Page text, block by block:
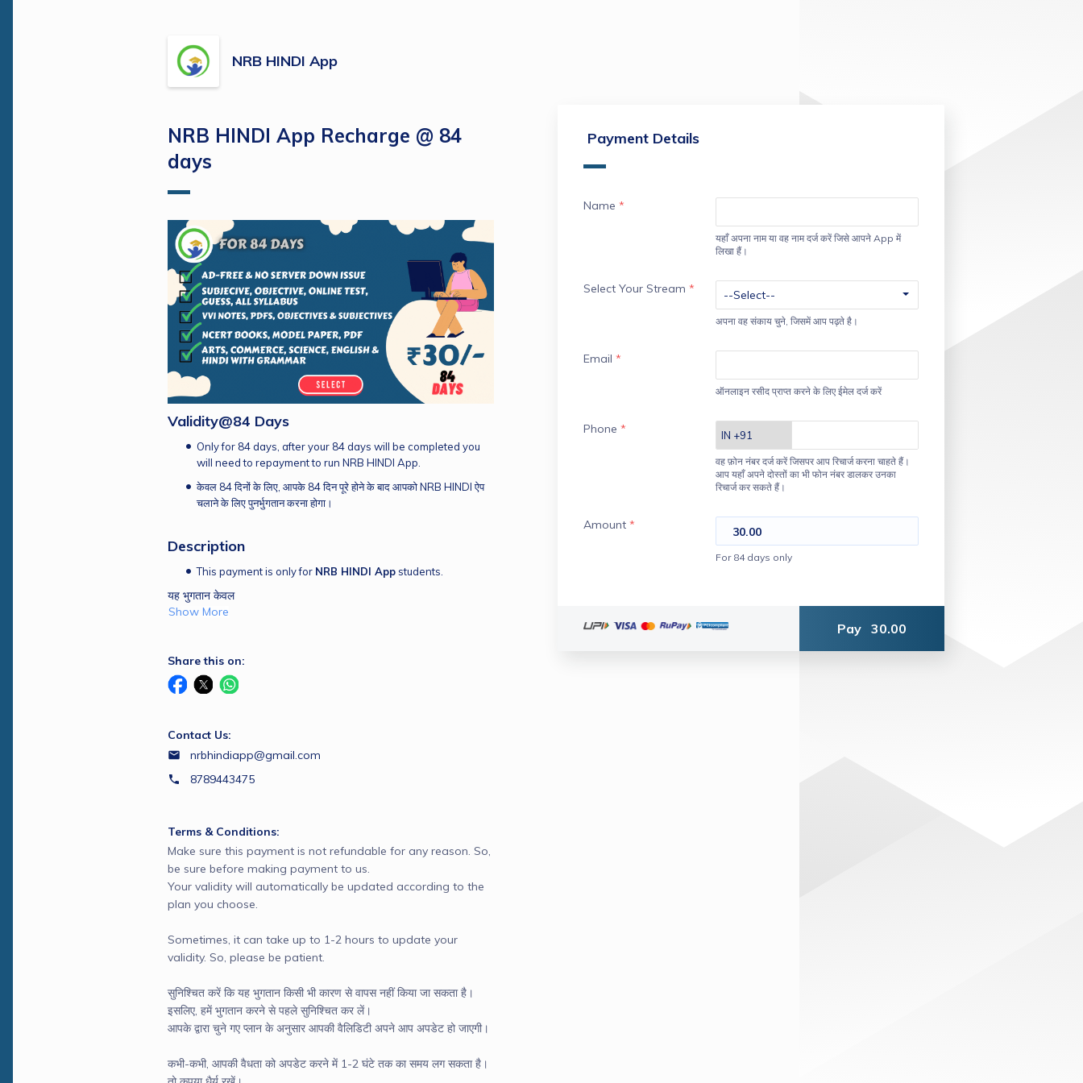
NRB HINDI App
Payment Details
Name *
यहाँ अपना नाम या वह नाम दर्ज करें जिसे आपने App में
लिखा हैं।
Select Your Stream *
अपना वह संकाय चुने, जिसमें आप पढ़ते है।
Email *
ऑनलाइन रसीद प्राप्त करने के लिए ईमेल दर्ज करें
Phone *
वह फ़ोन नंबर दर्ज करें जिसपर आप रिचार्ज करना चाहते हैं।
आप यहाँ अपने दोस्तों का भी फोन नंबर डालकर उनका
रिचार्ज कर सकते हैं।
Amount * 30.00
For 84 days only
Pay 30.00
NRB HINDI App Recharge @ 84
days
Validity@84 Days
Only for 84 days, after your 84 days will be completed you
will need to repayment to run NRB HINDI App.
केवल 84 दिनों के लिए, आपके 84 दिन पूरे होने के बाद आपको NRB HINDI ऐप
चलाने के लिए पुनर्भुगतान करना होगा।
Description
This payment is only for NRB HINDI App students.
यह भुगतान केवल
Show More
Share this on:
Contact Us:
nrbhindiapp@gmail.com
8789443475
Terms & Conditions:
Make sure this payment is not refundable for any reason. So,
be sure before making payment to us.
Your validity will automatically be updated according to the
plan you choose.
Sometimes, it can take up to 1-2 hours to update your
validity. So, please be patient.
सुनिश्चित करें कि यह भुगतान किसी भी कारण से वापस नहीं किया जा सकता है।
इसलिए, हमें भुगतान करने से पहले सुनिश्चित कर लें।
आपके द्वारा चुने गए प्लान के अनुसार आपकी वैलिडिटी अपने आप अपडेट हो जाएगी।
कभी-कभी, आपकी वैधता को अपडेट करने में 1-2 घंटे तक का समय लग सकता है।